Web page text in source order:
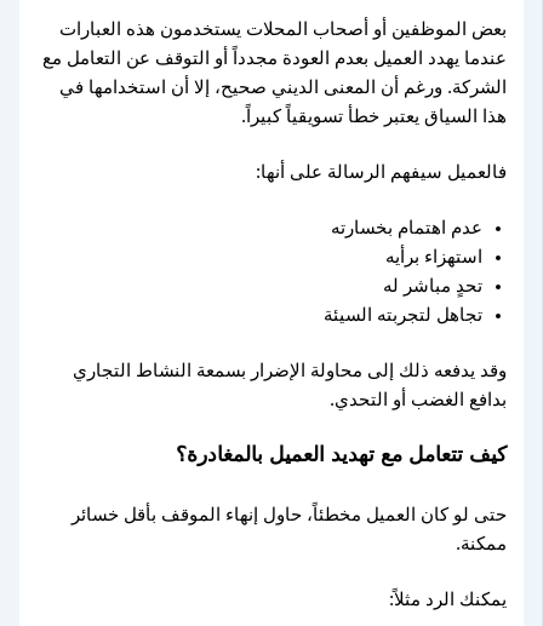
بعض الموظفين أو أصحاب المحلات يستخدمون هذه العبارات
عندما يهدد العميل بعدم العودة مجدداً أو التوقف عن التعامل مع
الشركة. ورغم أن المعنى الديني صحيح، إلا أن استخدامها في
هذا السياق يعتبر خطأ تسويقياً كبيراً.
فالعميل سيفهم الرسالة على أنها:
عدم اهتمام بخسارته
استهزاء برأيه
تحدٍ مباشر له
تجاهل لتجربته السيئة
وقد يدفعه ذلك إلى محاولة الإضرار بسمعة النشاط التجاري
بدافع الغضب أو التحدي.
كيف تتعامل مع تهديد العميل بالمغادرة؟
حتى لو كان العميل مخطئاً، حاول إنهاء الموقف بأقل خسائر
ممكنة.
يمكنك الرد مثلاً: